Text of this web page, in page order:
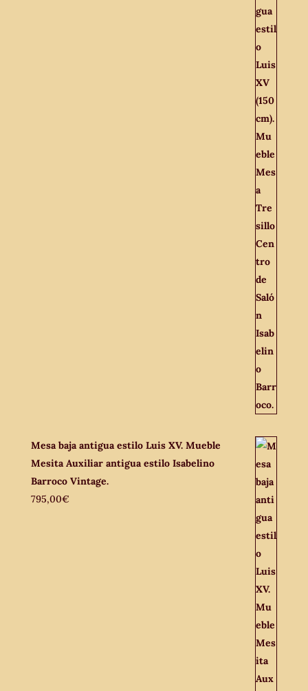
Mesa baja antigua estilo Luis XV. Mueble
Mesita Auxiliar antigua estilo Isabelino
Barroco Vintage.
795,00€